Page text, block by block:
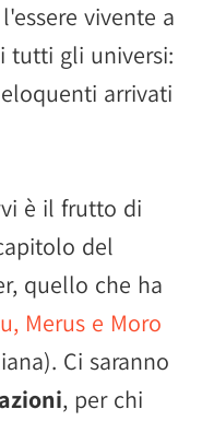
vivente a
tutti gli universi:
arrivati
è il frutto di
del
quello che ha
Merus e Moro
Ci saranno
, per chi